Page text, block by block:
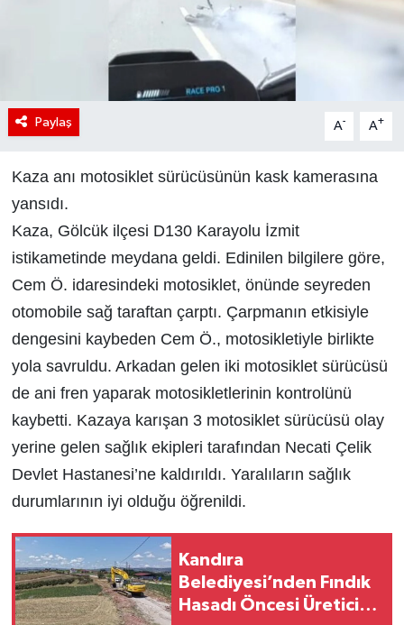
Paylaş A- A+
Kaza anı motosiklet sürücüsünün kask kamerasına
yansıdı.
Kaza, Gölcük ilçesi D130 Karayolu İzmit
istikametinde meydana geldi. Edinilen bilgilere göre,
Cem Ö. idaresindeki motosiklet, önünde seyreden
otomobile sağ taraftan çarptı. Çarpmanın etkisiyle
dengesini kaybeden Cem Ö., motosikletiyle birlikte
yola savruldu. Arkadan gelen iki motosiklet sürücüsü
de ani fren yaparak motosikletlerinin kontrolünü
kaybetti. Kazaya karışan 3 motosiklet sürücüsü olay
yerine gelen sağlık ekipleri tarafından Necati Çelik
Devlet Hastanesi’ne kaldırıldı. Yaralıların sağlık
durumlarının iyi olduğu öğrenildi.
Kandıra
Belediyesi’nden Fındık
Hasadı Öncesi Üreticiye